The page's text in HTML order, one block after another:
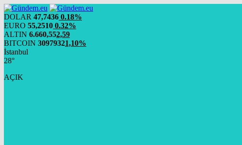
DOLAR 47,7436 0.18%
EURO 55,2510 0.32%
ALTIN 6.660,552,59
BITCOIN 30979321,10%
İstanbul
28°
AÇIK